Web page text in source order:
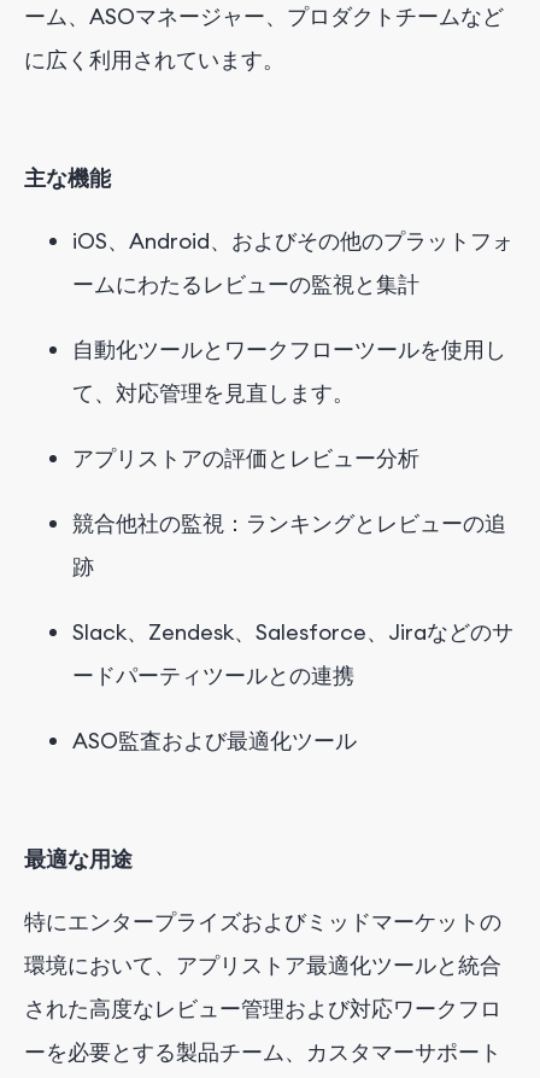
ーム、ASOマネージャー、プロダクトチームなど
に広く利用されています。
主な機能
iOS、Android、およびその他のプラットフォ
ームにわたるレビューの監視と集計
自動化ツールとワークフローツールを使用し
て、対応管理を見直します。
アプリストアの評価とレビュー分析
競合他社の監視：ランキングとレビューの追
跡
Slack、Zendesk、Salesforce、Jiraなどのサ
ードパーティツールとの連携
ASO監査および最適化ツール
最適な用途
特にエンタープライズおよびミッドマーケットの
環境において、アプリストア最適化ツールと統合
された高度なレビュー管理および対応ワークフロ
ーを必要とする製品チーム、カスタマーサポート